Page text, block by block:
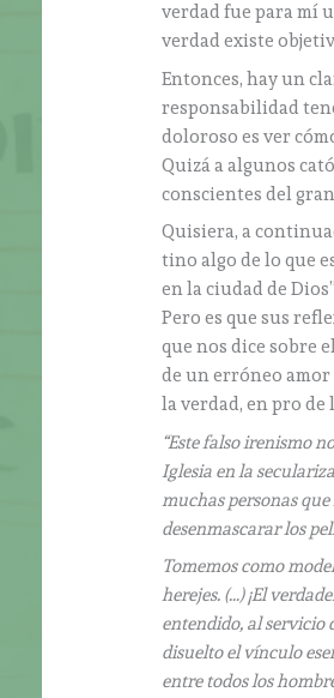
verdad fue para mí
verdad existe
Entonces, hay un
responsabilidad
doloroso es ver
Quizá a algunos
conscientes del
Quisiera, a
tino algo de lo que
en la ciudad de
Pero es que sus
que nos dice sobre
de un erróneo amor
la verdad, en pro de
“Este falso irenismo
Iglesia en la
muchas personas
desenmascarar los
Tomemos como
herejes. (…) ¡El
entendido, al servicio
disuelto el vínculo
entre todos los